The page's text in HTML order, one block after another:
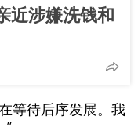
近涉嫌洗钱和
等待后序发展。我
”